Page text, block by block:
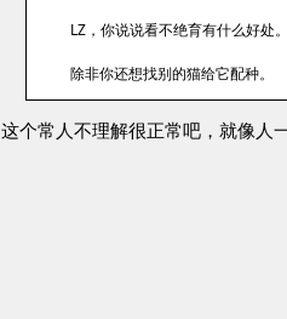
LZ，你说说看不绝育有什么好处
除非你还想找别的猫给它配种。
这个常人不理解很正常吧，就像人